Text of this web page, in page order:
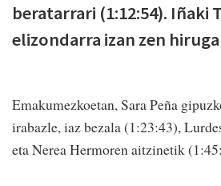
beratarrari (1:12:54). Iñaki
elizondarra izan zen
Emakumezkoetan, Sara Peña
irabazle, iaz bezala (1:23:43),
eta Nerea Hermoren aitzinetik